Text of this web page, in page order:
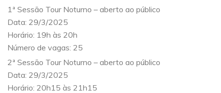
1ª Sessão Tour Noturno – aberto ao público
Data: 29/3/2025
Horário: 19h às 20h
Número de vagas: 25
2ª Sessão Tour Noturno – aberto ao público
Data: 29/3/2025
Horário: 20h15 às 21h15